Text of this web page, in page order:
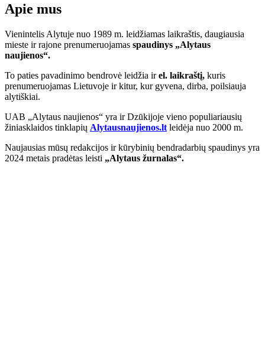
Apie mus
Vienintelis Alytuje nuo 1989 m. leidžiamas laikraštis, daugiausia
mieste ir rajone prenumeruojamas spaudinys „Alytaus
naujienos“.
To paties pavadinimo bendrovė leidžia irel. laikraštį, kuris
prenumeruojamas Lietuvoje ir kitur, kur gyvena, dirba, poilsiauja
alytiškiai.
UAB „Alytaus naujienos“ yra ir Dzūkijoje vieno populiariausių
žiniasklaidos tinklapių Alytausnaujienos.lt leidėja nuo 2000 m.
Naujausias mūsų redakcijos ir kūrybinių bendradarbių spaudinys yra
2024 metais pradėtas leisti „Alytaus žurnalas“.